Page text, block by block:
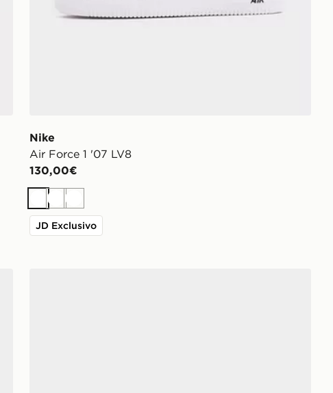
Nike
Air Force 1 '07 LV8
130,00€
Bianco
BiancoBianco
JD Exclusivo